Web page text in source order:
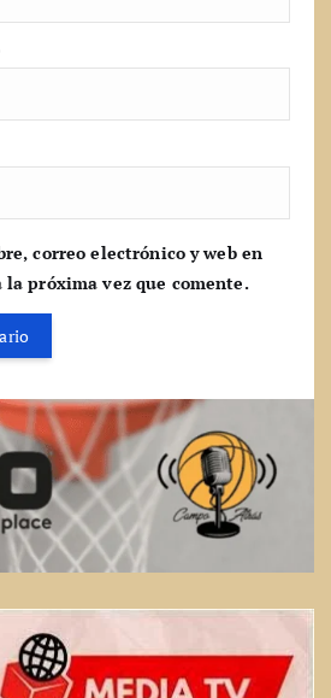
correo electrónico y web en
la próxima vez que comente.